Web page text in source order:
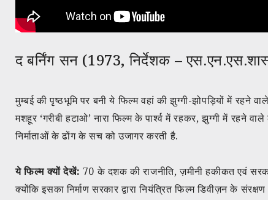
द बर्निंग सन (1973, निर्देशक –
मुम्बई की पृष्ठभूमि पर बनी ये फिल्म वहां की झुग्गी-झोपड़ियों में रहने
मशहूर ‘गरीबी हटाओ’ नारा फिल्म के पार्श्व में रहकर, झुग्गी में रहने
निर्माताओं के ढोंग के सच को उजागर करती है.
ये फिल्म क्यों देखें: 70 के दशक की राजनीति, ज़मीनी हकीकत एवं
क्योंकि इसका निर्माण सरकार द्वारा नियंत्रित फिल्म डिवीज़न के